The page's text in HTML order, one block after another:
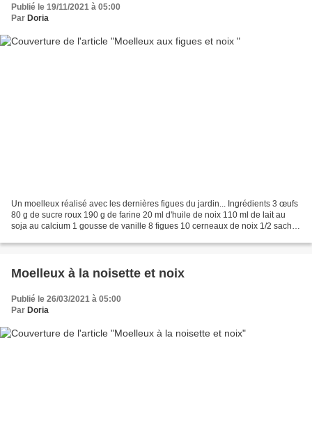
Publié le 19/11/2021 à 05:00
Par Doria
Un moelleux réalisé avec les dernières figues du jardin... Ingrédients 3 œufs
80 g de sucre roux 190 g de farine 20 ml d'huile de noix 110 ml de lait au
soja au calcium 1 gousse de vanille 8 figues 10 cerneaux de noix 1/2 sachet
Moelleux à la noisette et noix
Publié le 26/03/2021 à 05:00
Par Doria